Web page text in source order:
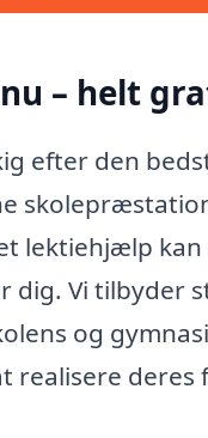
– helt
efter den
lektiehjælp
dig. Vi tilbyder
og
realisere deres